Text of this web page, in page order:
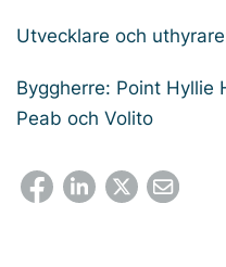
Utvecklare och
Byggherre: Point Hyllie
Peab och Volito